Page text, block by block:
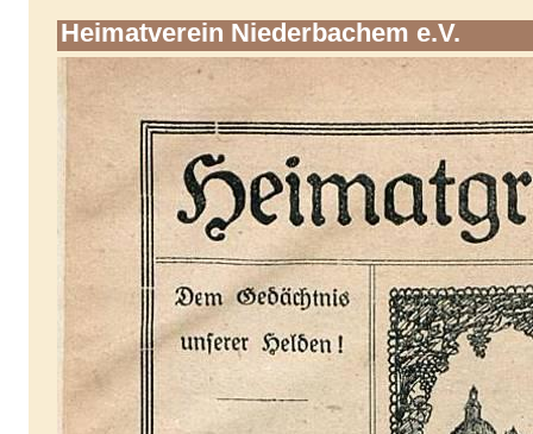
Heimatverein Niederbachem e.V.